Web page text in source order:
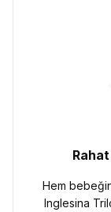
Rahat
Hem
Inglesina